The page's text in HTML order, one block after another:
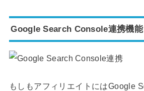
Google Search Console連携機能
もしもアフィリエイトにはGoogle